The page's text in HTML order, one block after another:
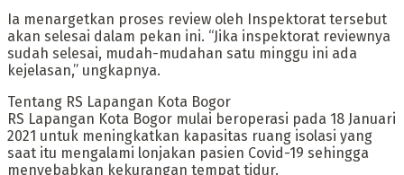
Ia menargetkan proses review oleh Inspektorat tersebut
akan selesai dalam pekan ini. “Jika inspektorat reviewnya
sudah selesai, mudah-mudahan satu minggu ini ada
kejelasan,” ungkapnya.
Tentang RS Lapangan Kota Bogor
RS Lapangan Kota Bogor mulai beroperasi pada 18 Januari
2021 untuk meningkatkan kapasitas ruang isolasi yang
saat itu mengalami lonjakan pasien Covid-19 sehingga
menyebabkan kekurangan tempat tidur.